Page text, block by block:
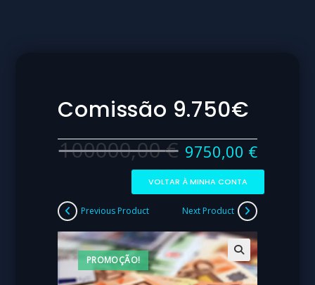
Comissão 9.750€
100000,00€ 9750,00 €
VOLTAR À MINHA CONTA
PROMOÇÃO!
Previous Product Next Product